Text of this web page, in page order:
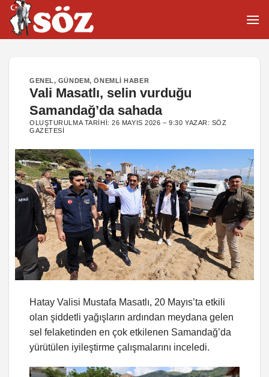
İçeriğe
atla
GENEL, GÜNDEM,ÖNEMLI HABER
Vali Masatlı, selin vurduğu
Samandağ’da sahada
OLUŞTURULMA TARIHI:26 MAYIS 2026 – 9:30 YAZAR: SÖZ
GAZETESI
Hatay Valisi Mustafa Masatlı, 20 Mayıs’ta etkili
olan şiddetli yağışların ardından meydana gelen
sel felaketinden en çok etkilenen Samandağ’da
yürütülen iyileştirme çalışmalarını inceledi.